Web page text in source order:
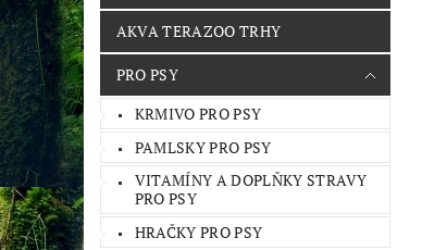
AKVA TERAZOO TRHY
PRO PSY
KRMIVO PRO PSY
PAMLSKY PRO PSY
VITAMÍNY A DOPLŇKY STRAVY
PRO PSY
HRAČKY PRO PSY